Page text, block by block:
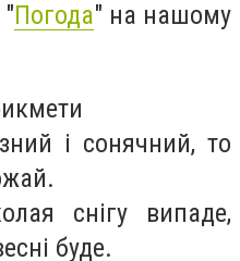
Погода" на нашому
і сонячний, то
снігу випаде,
буде.